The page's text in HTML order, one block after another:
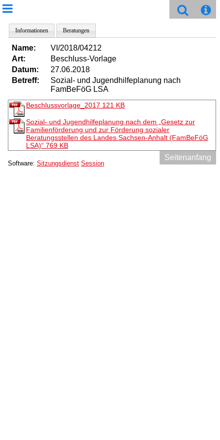
Informationen Beratungen
Name:
VI/2018/04212
Art:
Beschluss-Vorlage
Datum:
27.06.2018
Betreff:
Sozial- und Jugendhilfeplanung nach
FamBeFöG LSA
Beschlussvorlage_2017 121 KB
Sozial- und Jugendhilfeplanung nach dem „Gesetz zur
Familienförderung und zur Förderung sozialer
Beratungsstellen des Landes Sachsen-Anhalt (FamBeFöG
LSA)“ 769 KB
Seitenanfang
Software: Sitzungsdienst Session